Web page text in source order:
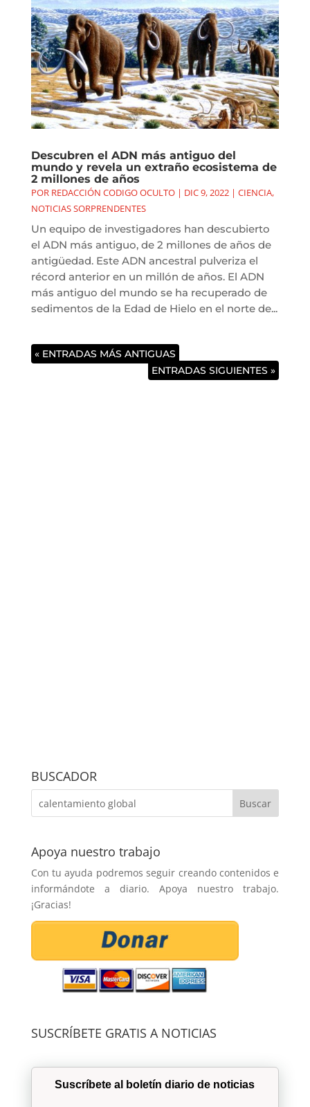
Descubren el ADN más antiguo del
mundo y revela un extraño ecosistema de
2 millones de años
POR REDACCIÓN CODIGO OCULTO| DIC 9, 2022| CIENCIA,
NOTICIAS SORPRENDENTES
Un equipo de investigadores han descubierto
el ADN más antiguo, de 2 millones de años de
antigüedad. Este ADN ancestral pulveriza el
récord anterior en un millón de años. El ADN
más antiguo del mundo se ha recuperado de
sedimentos de la Edad de Hielo en el norte de...
« ENTRADAS MÁS ANTIGUAS
ENTRADAS SIGUIENTES »
BUSCADOR
Apoya nuestro trabajo
Con tu ayuda podremos seguir creando contenidos e
informándote a diario. Apoya nuestro trabajo.
¡Gracias!
SUSCRÍBETE GRATIS A NOTICIAS
Suscríbete al boletín diario de noticias